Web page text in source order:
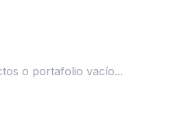
o portafolio vacío...